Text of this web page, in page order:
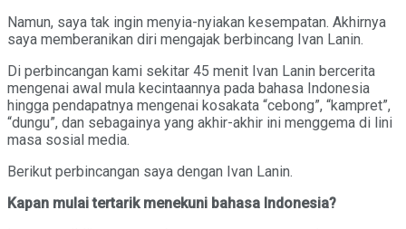
Namun, saya tak ingin menyia-nyiakan kesempatan. Akhirnya
saya memberanikan diri mengajak berbincang Ivan Lanin.
Di perbincangan kami sekitar 45 menit Ivan Lanin bercerita
mengenai awal mula kecintaannya pada bahasa Indonesia
hingga pendapatnya mengenai kosakata “cebong”, “kampret”,
“dungu”, dan sebagainya yang akhir-akhir ini menggema di lini
masa sosial media.
Berikut perbincangan saya dengan Ivan Lanin.
Kapan mulai tertarik menekuni bahasa Indonesia?